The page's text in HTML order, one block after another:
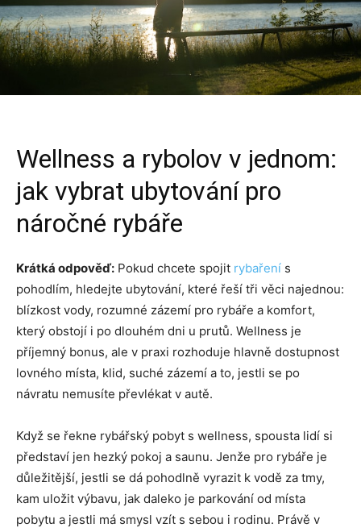
Wellness a rybolov v jednom:
jak vybrat ubytování pro
náročné rybáře
Krátká odpověď: Pokud chcete spojit rybaření s
pohodlím, hledejte ubytování, které řeší tři věci najednou:
blízkost vody, rozumné zázemí pro rybáře a komfort,
který obstojí i po dlouhém dni u prutů. Wellness je
příjemný bonus, ale v praxi rozhoduje hlavně dostupnost
lovného místa, klid, suché zázemí a to, jestli se po
návratu nemusíte převlékat v autě.
Když se řekne rybářský pobyt s wellness, spousta lidí si
představí jen hezký pokoj a saunu. Jenže pro rybáře je
důležitější, jestli se dá pohodlně vyrazit k vodě za tmy,
kam uložit výbavu, jak daleko je parkování od místa
pobytu a jestli má smysl vzít s sebou i rodinu. Právě v